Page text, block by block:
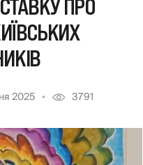
ПРО
2025 3791